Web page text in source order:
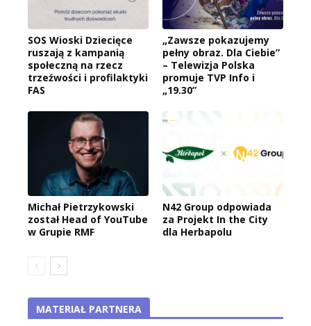
SOS Wioski Dziecięce
ruszają z kampanią
społeczną na rzecz
trzeźwości i profilaktyki
FAS
„Zawsze pokazujemy
pełny obraz. Dla Ciebie”
– Telewizja Polska
promuje TVP Info i
„19.30”
Michał Pietrzykowski
został Head of YouTube
w Grupie RMF
N42 Group odpowiada
za Projekt In the City
dla Herbapolu
MATERIAŁ PARTNERA